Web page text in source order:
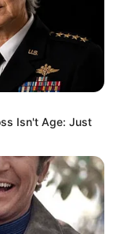
Isn't Age: Just